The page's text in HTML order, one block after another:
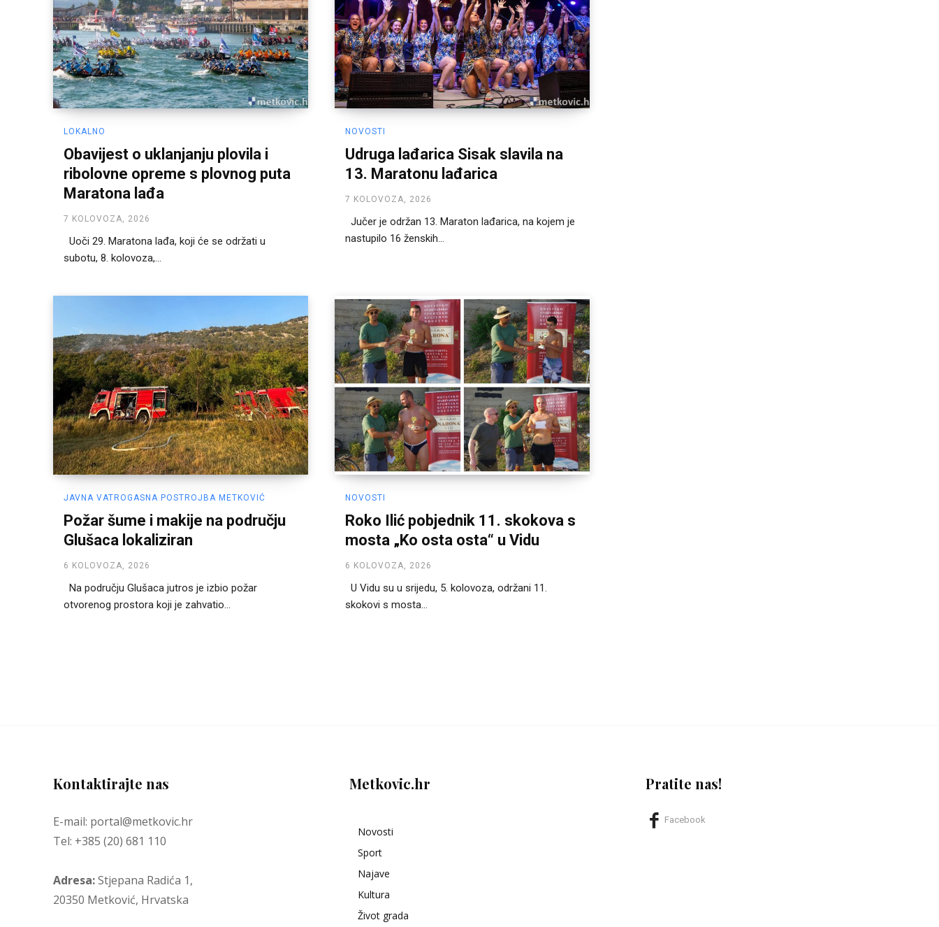
LOKALNO
Obavijest o uklanjanju plovila i
ribolovne opreme s plovnog puta
Maratona lađa
7 KOLOVOZA, 2026
Uoči 29. Maratona lađa, koji će se održati u
subotu, 8. kolovoza,...
NOVOSTI
Udruga lađarica Sisak slavila na
13. Maratonu lađarica
7 KOLOVOZA, 2026
Jučer je održan 13. Maraton lađarica, na kojem je
nastupilo 16 ženskih...
JAVNA VATROGASNA POSTROJBA METKOVIĆ
Požar šume i makije na području
Glušaca lokaliziran
6 KOLOVOZA, 2026
Na području Glušaca jutros je izbio požar
otvorenog prostora koji je zahvatio...
NOVOSTI
Roko Ilić pobjednik 11. skokova s
mosta „Ko osta osta“ u Vidu
6 KOLOVOZA, 2026
U Vidu su u srijedu, 5. kolovoza, održani 11.
skokovi s mosta...
Kontaktirajte nas
E-mail: portal@metkovic.hr
Tel: +385 (20) 681 110
Adresa:Stjepana Radića 1,
20350 Metković, Hrvatska
Metkovic.hr
Novosti
Sport
Najave
Kultura
Život grada
Pratite nas!
Facebook